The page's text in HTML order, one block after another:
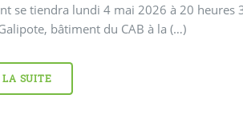
se tiendra lundi 4 mai 2026 à 20 heures
bâtiment du CAB à la (…)
LA SUITE